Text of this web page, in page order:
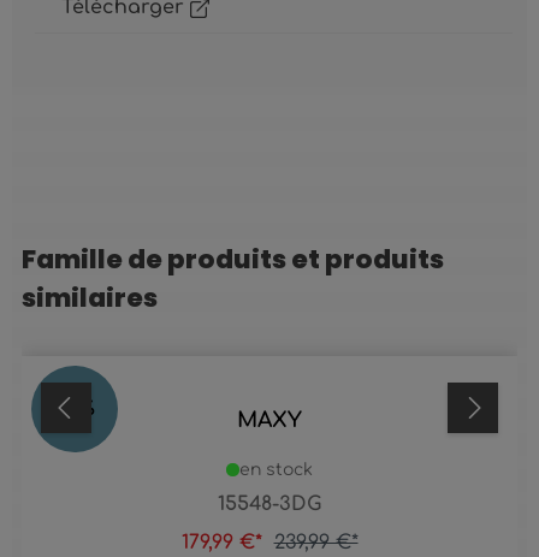
Télécharger
Ignorer la galerie de produits
Famille de produits et produits
similaires
25 % MAXY
15548-3DG
en stock
179,99 €* 239,99 €*